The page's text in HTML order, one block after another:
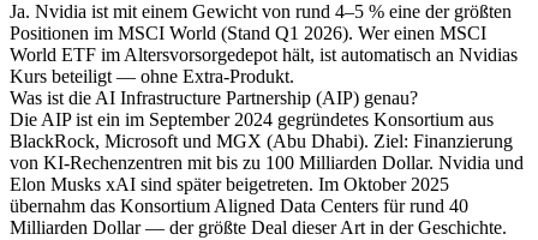
Ja. Nvidia ist mit einem Gewicht von rund 4–5 % eine der größten
Positionen im MSCI World (Stand Q1 2026). Wer einen MSCI
World ETF im Altersvorsorgedepot hält, ist automatisch an Nvidias
Kurs beteiligt — ohne Extra-Produkt.
Was ist die AI Infrastructure Partnership (AIP) genau?
Die AIP ist ein im September 2024 gegründetes Konsortium aus
BlackRock, Microsoft und MGX (Abu Dhabi). Ziel: Finanzierung
von KI-Rechenzentren mit bis zu 100 Milliarden Dollar. Nvidia und
Elon Musks xAI sind später beigetreten. Im Oktober 2025
übernahm das Konsortium Aligned Data Centers für rund 40
Milliarden Dollar — der größte Deal dieser Art in der Geschichte.